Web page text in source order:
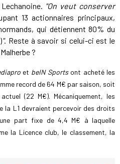
"On veut conserver
13 actionnaires principaux,
qui détiennent 80% du
". Reste à savoir si celui-ci est le
?
et beIN Sportsont acheté les
record de 64 M€ par saison, soit
(22 M€). Mécaniquement, les
la L1 devraient percevoir des droits
part fixe de 4,4 M€ à laquelle
la Licence club, le classement, la